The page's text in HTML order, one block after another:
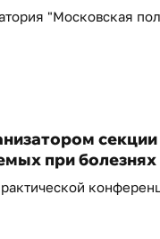
"Московская
секции
при болезнях